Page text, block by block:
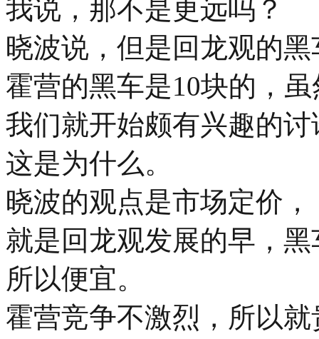
我说，那不是更远吗？
晓波说，但是回龙观的
霍营的黑车是10块的，
我们就开始颇有兴趣的
这是为什么。
晓波的观点是市场定价，
就是回龙观发展的早，
所以便宜。
霍营竞争不激烈，所以就